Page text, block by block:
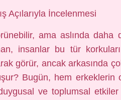
Açılarıyla İncelenmesi
ama aslında daha
insanlar bu tür
görür, ancak arkasında
Bugün, hem erkeklerin
ve toplumsal